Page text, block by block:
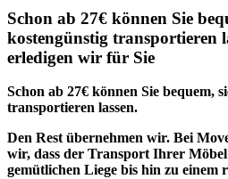
Schon ab 27€ können Sie
kostengünstig transportieren
erledigen wir für Sie
Schon ab 27€ können Sie bequem,
transportieren lassen.
Den Rest übernehmen wir. Bei
wir, dass der Transport Ihrer Möbel
gemütlichen Liege bis hin zu einem